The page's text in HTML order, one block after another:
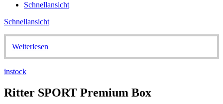
Schnellansicht
Schnellansicht
Weiterlesen
instock
Ritter SPORT Premium Box